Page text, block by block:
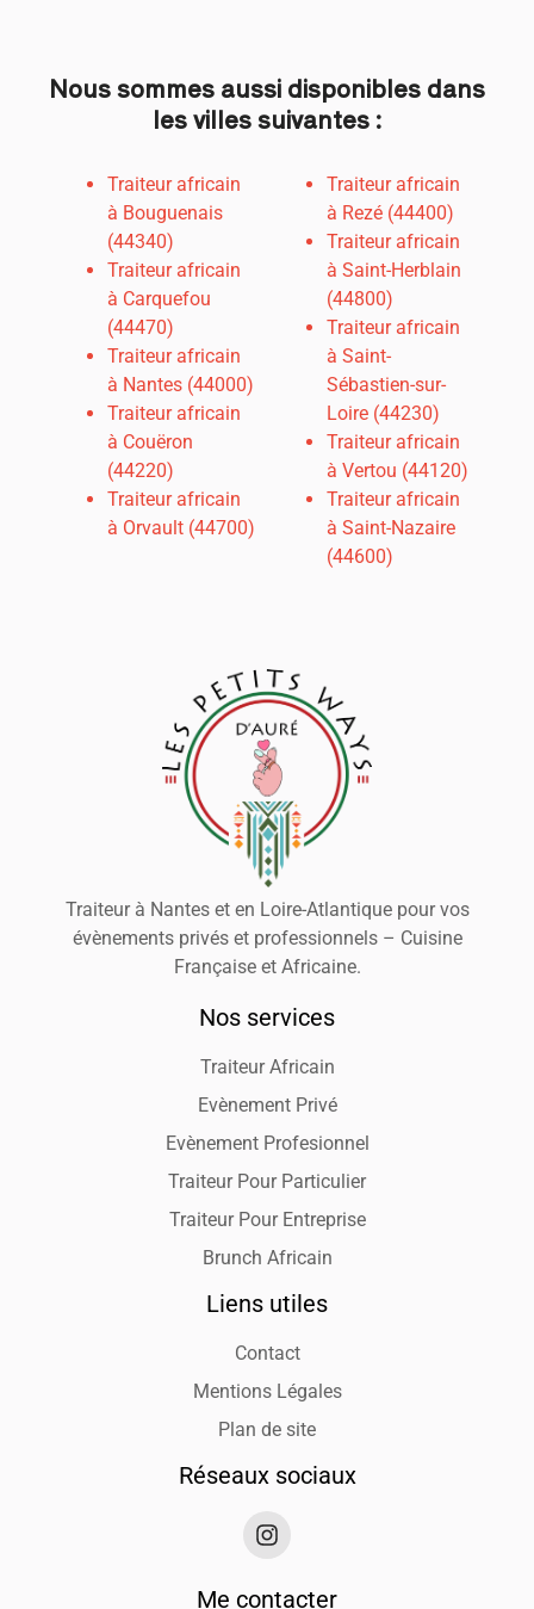
Nous sommes aussi disponibles dans
les villes suivantes :
Traiteur africain
à Bouguenais
(44340)
Traiteur africain
à Carquefou
(44470)
Traiteur africain
à Nantes (44000)
Traiteur africain
à Couëron
(44220)
Traiteur africain
à Orvault (44700)
Traiteur africain
à Rezé (44400)
Traiteur africain
à Saint-Herblain
(44800)
Traiteur africain
à Saint-
Sébastien-sur-
Loire (44230)
Traiteur africain
à Vertou (44120)
Traiteur africain
à Saint-Nazaire
(44600)
Traiteur à Nantes et en Loire-Atlantique pour vos
évènements privés et professionnels – Cuisine
Française et Africaine.
Nos services
Traiteur Africain
Evènement Privé
Evènement Profesionnel
Traiteur Pour Particulier
Traiteur Pour Entreprise
Brunch Africain
Liens utiles
Contact
Mentions Légales
Plan de site
Réseaux sociaux
Me contacter